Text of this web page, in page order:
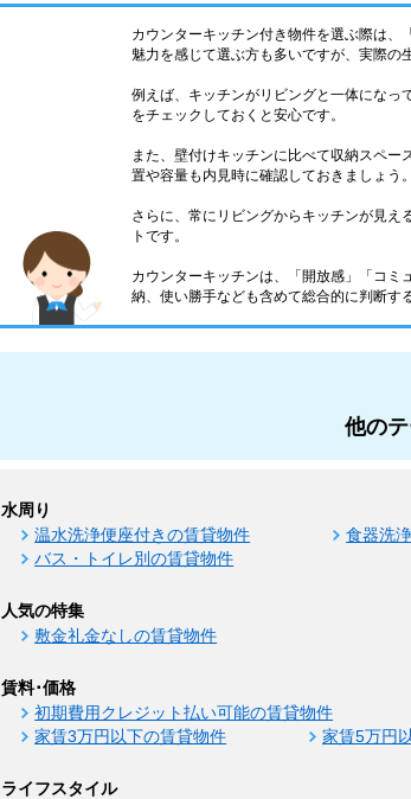
カウンターキッチン付き物件を選ぶ際は、
魅力を感じて選ぶ方も多いですが、実際の
例えば、キッチンがリビングと一体になっ
をチェックしておくと安心です。
また、壁付けキッチンに比べて収納スペ
置や容量も内見時に確認しておきましょう。
さらに、常にリビングからキッチンが見え
トです。
カウンターキッチンは、「開放感」「コミ
納、使い勝手なども含めて総合的に判断す
他の
水周り
温水洗浄便座付きの賃貸物件 食器洗
バス・トイレ別の賃貸物件
人気の特集
敷金礼金なしの賃貸物件
賃料･価格
初期費用クレジット払い可能の賃貸物件
家賃3万円以下の賃貸物件
家賃5万円
ライフスタイル